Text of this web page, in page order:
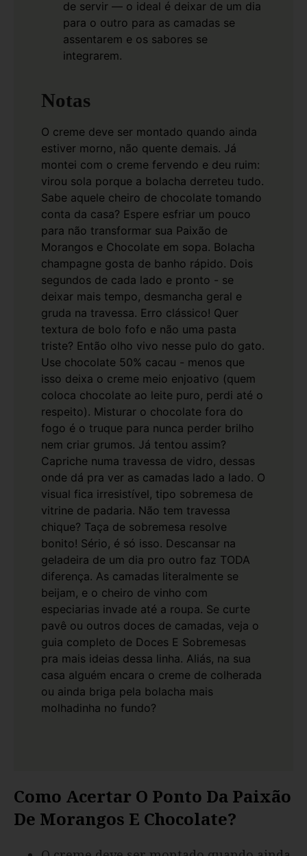
de servir — o ideal é deixar de um dia
para o outro para as camadas se
assentarem e os sabores se
integrarem.
Notas
O creme deve ser montado quando ainda
estiver morno, não quente demais. Já
montei com o creme fervendo e deu ruim:
virou sola porque a bolacha derreteu tudo.
Sabe aquele cheiro de chocolate tomando
conta da casa? Espere esfriar um pouco
para não transformar sua Paixão de
Morangos e Chocolate em sopa. Bolacha
champagne gosta de banho rápido. Dois
segundos de cada lado e pronto - se
deixar mais tempo, desmancha geral e
gruda na travessa. Erro clássico! Quer
textura de bolo fofo e não uma pasta
triste? Então olho vivo nesse pulo do gato.
Use chocolate 50% cacau - menos que
isso deixa o creme meio enjoativo (quem
coloca chocolate ao leite puro, perdi até o
respeito). Misturar o chocolate fora do
fogo é o truque para nunca perder brilho
nem criar grumos. Já tentou assim?
Capriche numa travessa de vidro, dessas
onde dá pra ver as camadas lado a lado. O
visual fica irresistível, tipo sobremesa de
vitrine de padaria. Não tem travessa
chique? Taça de sobremesa resolve
bonito! Sério, é só isso. Descansar na
geladeira de um dia pro outro faz TODA
diferença. As camadas literalmente se
beijam, e o cheiro de vinho com
especiarias invade até a roupa. Se curte
pavê ou outros doces de camadas, veja o
guia completo de Doces E Sobremesas
pra mais ideias dessa linha. Aliás, na sua
casa alguém encara o creme de colherada
ou ainda briga pela bolacha mais
molhadinha no fundo?
Como Acertar O Ponto Da Paixão
De Morangos E Chocolate?